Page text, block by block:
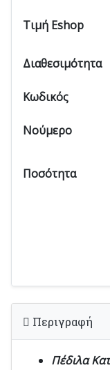
Τιμή Eshop
Διαθεσιμότητα
Κωδικός
Νούμερο
Ποσότητα
Περιγραφή
Πέδιλα